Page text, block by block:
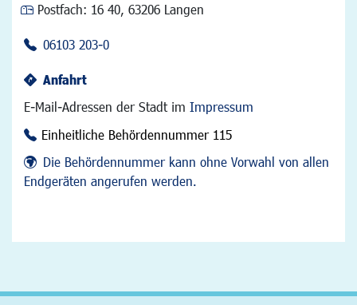
Postfach: 16 40, 63206 Langen
06103 203-0
Anfahrt
E-Mail-Adressen der Stadt im Impressum
Einheitliche Behördennummer 115
Die Behördennummer kann ohne Vorwahl von allen
Endgeräten angerufen werden.